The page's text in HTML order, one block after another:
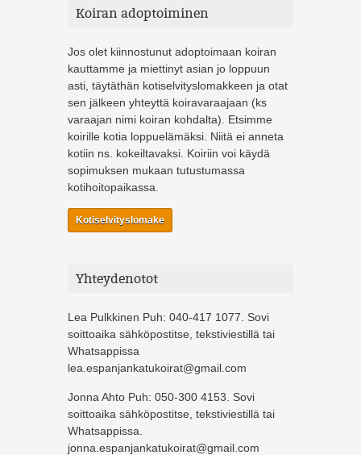
Koiran adoptoiminen
Jos olet kiinnostunut adoptoimaan koiran
kauttamme ja miettinyt asian jo loppuun
asti, täytäthän kotiselvityslomakkeen ja otat
sen jälkeen yhteyttä koiravaraajaan (ks
varaajan nimi koiran kohdalta). Etsimme
koirille kotia loppuelämäksi. Niitä ei anneta
kotiin ns. kokeiltavaksi. Koiriin voi käydä
sopimuksen mukaan tutustumassa
kotihoitopaikassa.
Kotiselvityslomake
Yhteydenotot
Lea Pulkkinen Puh: 040-417 1077. Sovi
soittoaika sähköpostitse, tekstiviestillä tai
Whatsappissa
lea.espanjankatukoirat@gmail.com
Jonna Ahto Puh: 050-300 4153. Sovi
soittoaika sähköpostitse, tekstiviestillä tai
Whatsappissa.
jonna.espanjankatukoirat@gmail.com